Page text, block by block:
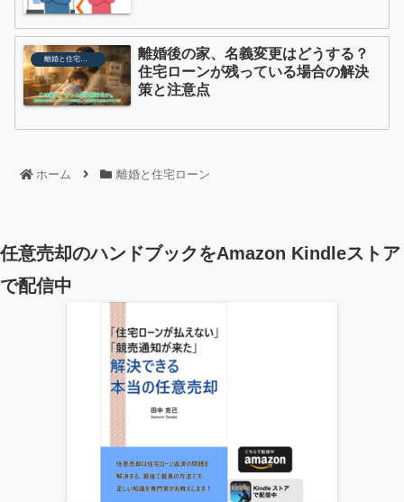
離婚と住宅ローンの権利整理
離婚後の家、名義変更はどうする？
住宅ローンが残っている場合の解決
策と注意点
ホーム 離婚と住宅ローン
任意売却のハンドブックをAmazon Kindleストア
で配信中